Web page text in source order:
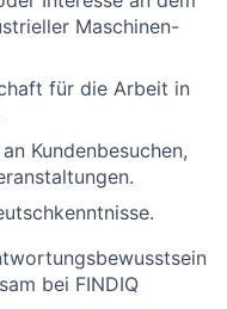
Maschinen-
für die Arbeit in
Kundenbesuchen,
bei FINDIQ